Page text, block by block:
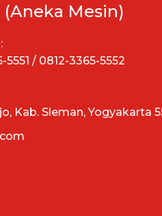
Mesin)
5551 / 0812-3365-5552
Kab. Sleman, Yogyakarta